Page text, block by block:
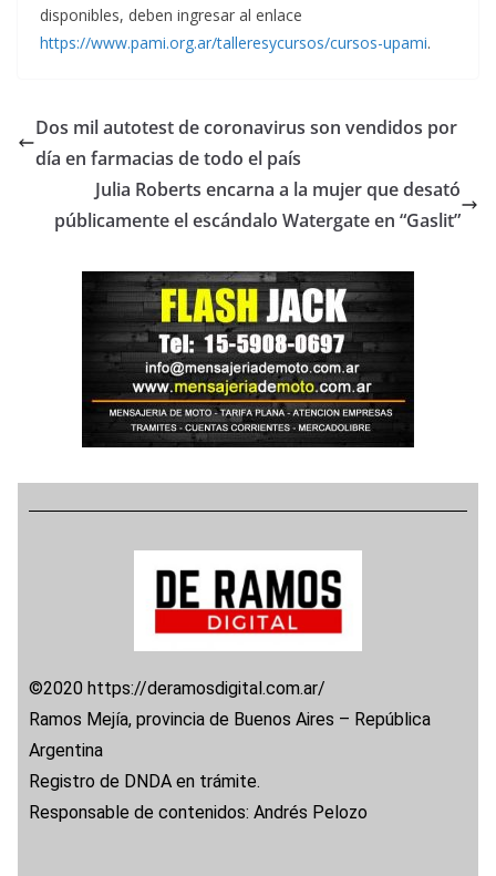
disponibles, deben ingresar al enlace
https://www.pami.org.ar/talleresycursos/cursos-upami.
Dos mil autotest de coronavirus son vendidos por
día en farmacias de todo el país
Julia Roberts encarna a la mujer que desató
públicamente el escándalo Watergate en “Gaslit”
©2020 https://deramosdigital.com.ar/
Ramos Mejía, provincia de Buenos Aires – República
Argentina
Registro de DNDA en trámite.
Responsable de contenidos: Andrés Pelozo